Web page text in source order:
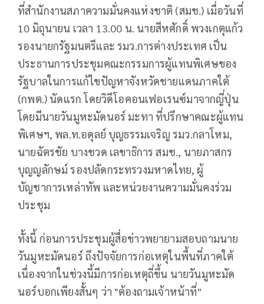
ที่สำนักงานสภาความมั่นคงแห่งชาติ (สมช.) เมื่อวันที่
10 มิถุนายน เวลา 13.00 น. นายสีหศักดิ์ พวงเกตุแก้ว
รองนายกรัฐมนตรีและ รมว.การต่างประเทศ เป็น
ประธานการประชุมคณะกรรมการผู้แทนพิเศษของ
รัฐบาลในการแก้ไขปัญหาจังหวัดชายแดนภาคใต้
(กพต.) นัดแรก โดยวิดีโอคอนเฟอเรนซ์มาจากญี่ปุ่น
โดยมีนายวันมูหะมัดนอร์ มะทา ที่ปรึกษาคณะผู้แทน
พิเศษฯ, พล.ท.อดุลย์ บุญธรรมเจริญ รมว.กลาโหม,
นายฉัตรชัย บางชวด เลขาธิการ สมช., นายภาสกร
บุญญลักษม์ รองปลัดกระทรวงมหาดไทย, ผู้
บัญชาการเหล่าทัพ และหน่วยงานความมั่นคงร่วม
ประชุม
ทั้งนี้ ก่อนการประชุมผู้สื่อข่าวพยายามสอบถามนาย
วันมูหะมัดนอร์ ถึงปัจจัยการก่อเหตุในพื้นที่ภาคใต้
เนื่องจากในช่วงนี้มีการก่อเหตุถี่ขึ้น นายวันมูหะมัด
นอร์บอกเพียงสั้นๆ ว่า "ต้องถามเจ้าหน้าที่"